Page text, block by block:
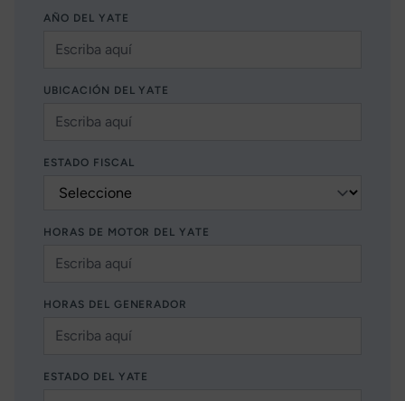
AÑO DEL YATE
UBICACIÓN DEL YATE
ESTADO FISCAL
HORAS DE MOTOR DEL YATE
HORAS DEL GENERADOR
ESTADO DEL YATE